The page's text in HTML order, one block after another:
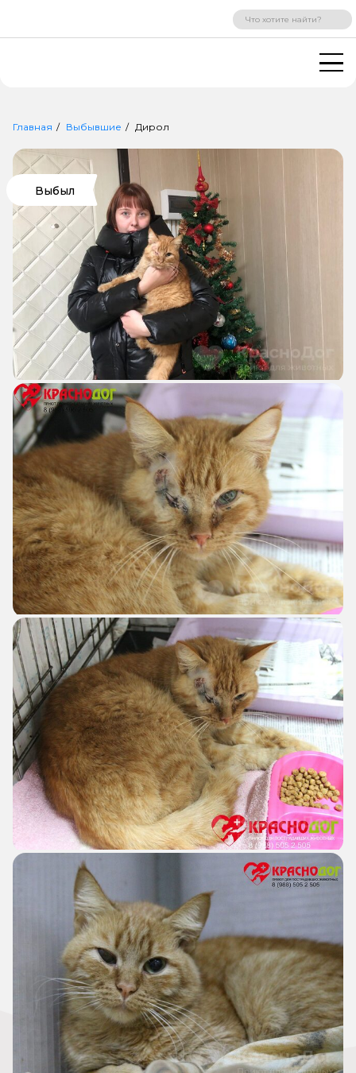
ВХОД РЕГИСТРАЦИЯ
Главная Выбывшие Дирол
Выбыл